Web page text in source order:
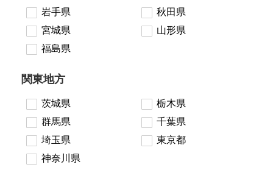
岩手県
秋田県
宮城県
山形県
福島県
関東地方
茨城県
栃木県
群馬県
千葉県
埼玉県
東京都
神奈川県